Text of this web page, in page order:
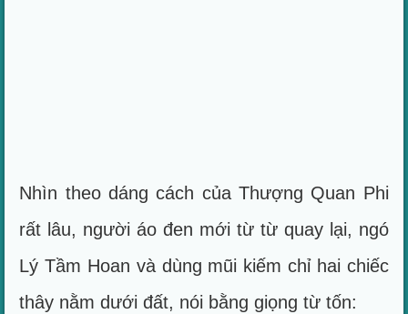
Nhìn theo dáng cách của Thượng Quan Phi
rất lâu, người áo đen mới từ từ quay lại, ngó
Lý Tầm Hoan và dùng mũi kiếm chỉ hai chiếc
thây nằm dưới đất, nói bằng giọng từ tốn: